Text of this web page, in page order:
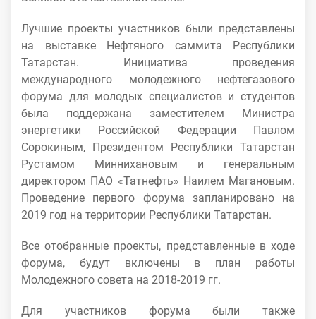
Лучшие проекты участников были представлены
на выставке Нефтяного саммита Республики
Татарстан. Инициатива проведения
международного молодежного нефтегазового
форума для молодых специалистов и студентов
была поддержана заместителем Министра
энергетики Российской Федерации Павлом
Сорокиным, Президентом Республики Татарстан
Рустамом Миннихановым и генеральным
директором ПАО «Татнефть» Наилем Магановым.
Проведение первого форума запланировано на
2019 год на территории Республики Татарстан.
Все отобранные проекты, представленные в ходе
форума, будут включены в план работы
Молодежного совета на 2018-2019 гг.
Для участников форума были также